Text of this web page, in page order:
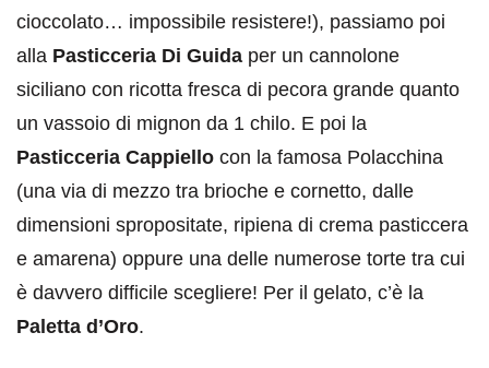
cioccolato… impossibile resistere!), passiamo poi
alla Pasticceria Di Guida per un cannolone
siciliano con ricotta fresca di pecora grande quanto
un vassoio di mignon da 1 chilo. E poi la
Pasticceria Cappiello con la famosa Polacchina
(una via di mezzo tra brioche e cornetto, dalle
dimensioni spropositate, ripiena di crema pasticcera
e amarena) oppure una delle numerose torte tra cui
è davvero difficile scegliere! Per il gelato, c’è la
Paletta d’Oro.